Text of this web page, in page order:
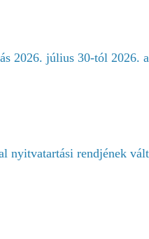
2026. július 30-tól 2026.
nyitvatartási rendjének